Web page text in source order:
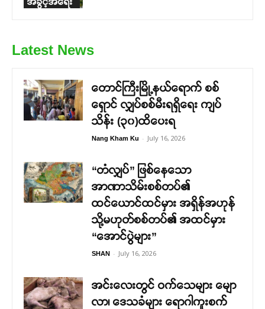
Latest News
တောင်ကြီးမြို့နယ်ရောက် စစ်
ရှောင် လျှပ်စစ်မီးရရှိရေး ကျပ်
သိန်း (၃၀)ထိပေးရ
Nang Kham Ku - July 16, 2026
“တံလျှပ်” ဖြစ်နေသော
အာဏာသိမ်းစစ်တပ်၏
ထင်ယောင်ထင်မှား အရှိန်အဟုန်
သို့မဟုတ်စစ်တပ်၏ အထင်မှား
“အောင်ပွဲများ”
SHAN - July 16, 2026
အင်းလေးတွင် ဝက်သေများ မျော
လာ၊ ဒေသခံများ ရောဂါကူးစက်